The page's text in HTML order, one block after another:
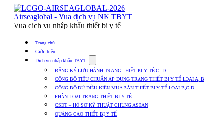
Skip
content
Airseaglobal - Vua dịch vụ NK TBYT
Vua dịch vụ nhập khẩu thiết bị y tế
Trang chủ
Giới thiệu
Dịch vụ nhập khẩu TBYT
submenu
for
Dịch
vụ
nhập
khẩu
TBYT
ĐĂNG KÝ LƯU HÀNH TRANG THIẾT BỊ Y TẾ C, D
CÔNG BỐ TIÊU CHUẨN ÁP DỤNG TRANG THIẾT BỊ Y TẾ LOẠI A, B
CÔNG BỐ ĐỦ ĐIỀU KIỆN MUA BÁN THIẾT BỊ Y TẾ LOẠI B,C,D
PHÂN LOẠI TRANG THIẾT BỊ Y TẾ
CSDT – HỒ SƠ KỸ THUẬT CHUNG ASEAN
QUẢNG CÁO THIẾT BỊ Y TẾ